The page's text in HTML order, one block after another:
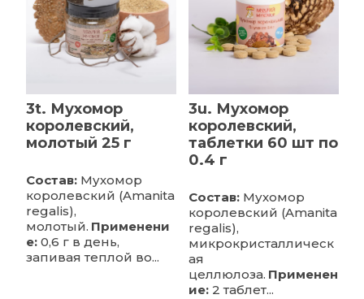
3t. Мухомор
королевский,
молотый 25 г
Состав:Мухомор
королевский (Amanita
regalis),
молотый. Применени
е: 0,6 г в день,
запивая теплой во...
3u. Мухомор
королевский,
таблетки 60 шт по
0.4 г
Состав:Мухомор
королевский (Amanita
regalis),
микрокристаллическ
ая
целлюлоза. Применен
ие:2 таблет...